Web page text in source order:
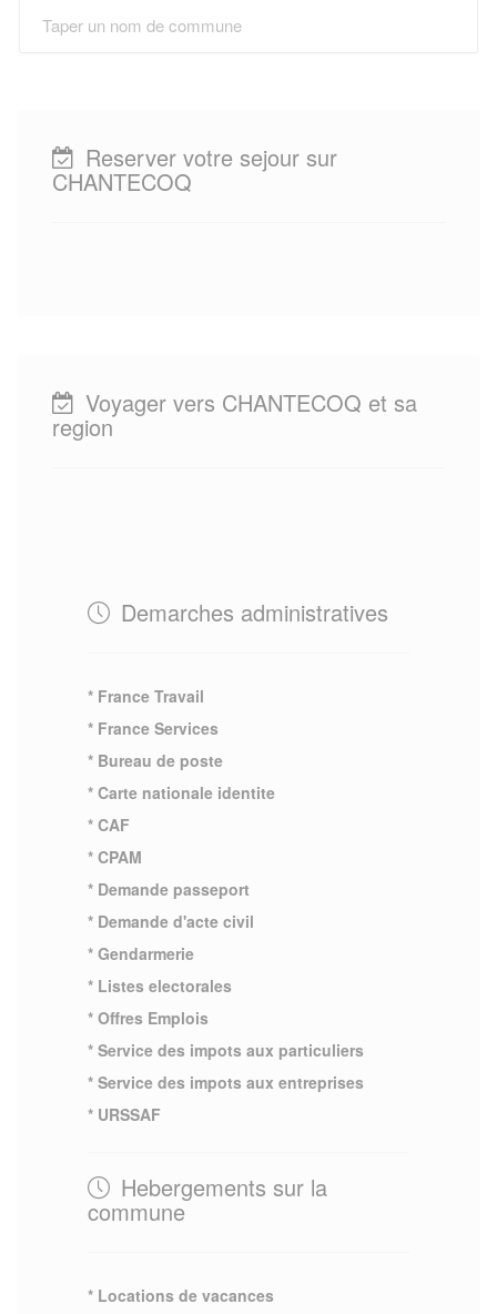
Reserver votre sejour sur
CHANTECOQ
Voyager vers CHANTECOQ et sa
region
Demarches administratives
* France Travail
* France Services
* Bureau de poste
* Carte nationale identite
* CAF
* CPAM
* Demande passeport
* Demande d'acte civil
* Gendarmerie
* Listes electorales
* Offres Emplois
* Service des impots aux particuliers
* Service des impots aux entreprises
* URSSAF
Hebergements sur la
commune
* Locations de vacances